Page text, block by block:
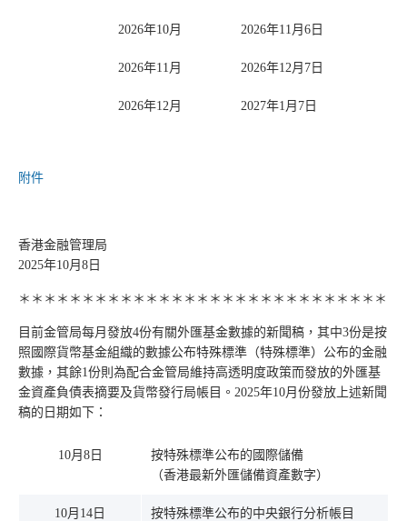
2026年10月 2026年11月6日
2026年11月 2026年12月7日
2026年12月 2027年1月7日
附件
香港金融管理局
2025年10月8日
＊＊＊＊＊＊＊＊＊＊＊＊＊＊＊＊＊＊＊＊＊＊＊＊＊＊＊＊＊
目前金管局每月發放4份有關外匯基金數據的新聞稿，其中3份是按
照國際貨幣基金組織的數據公布特殊標準（特殊標準）公布的金融
數據，其餘1份則為配合金管局維持高透明度政策而發放的外匯基
金資產負債表摘要及貨幣發行局帳目。2025年10月份發放上述新聞
稿的日期如下：
10月8日
按特殊標準公布的國際儲備
（香港最新外匯儲備資產數字）
10月14日
按特殊標準公布的中央銀行分析帳目